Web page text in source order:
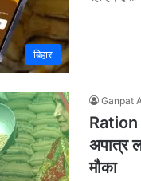
बिहार
Ganpat
Ration
अपात्र
मौका